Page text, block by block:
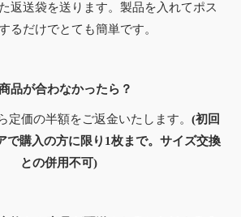
返送袋を送ります。製品を入れてポス
るだけでとても簡単です。
品が合わなかったら？
定価の半額をご返金いたします。 (初回
で購入の方に限り1枚まで。サイズ交換
との併用不可)